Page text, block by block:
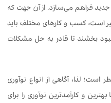
جدید فراهم می‌سازد. از آن جهت که
است، کسب و کارهای مختلف باید
بخشند تا قادر به حل مشکلات
است؛ لذا، آگاهی از انواع نوآوری
و کارآمدترین نوآوری را برای